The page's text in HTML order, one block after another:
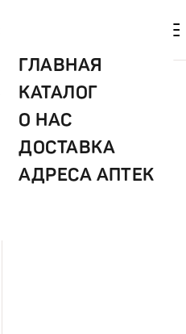
ГЛАВНАЯ
КАТАЛОГ
О НАС
ДОСТАВКА
АДРЕСА АПТЕК